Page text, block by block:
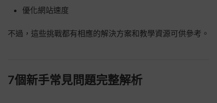
優化網站速度
不過，這些挑戰都有相應的解決方案和教學資源可供參考。
7個新手常見問題完整解析